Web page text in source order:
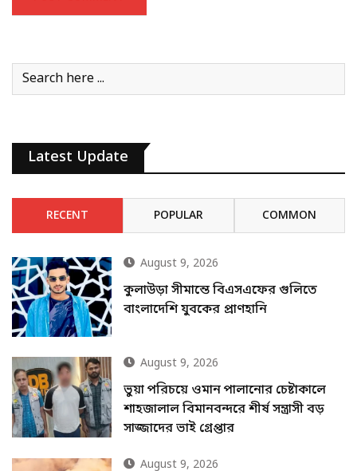
Latest Update
RECENT POPULAR COMMON
August 9, 2026
কুলাউড়া সীমান্তে বিএসএফের গুলিতে
বাংলাদেশি যুবকের প্রাণহানি
August 9, 2026
ভুয়া পরিচয়ে ওমান পালানোর চেষ্টাকালে
শাহজালাল বিমানবন্দরে শীর্ষ সন্ত্রাসী বড়
সাজ্জাদের ভাই গ্রেপ্তার
August 9, 2026